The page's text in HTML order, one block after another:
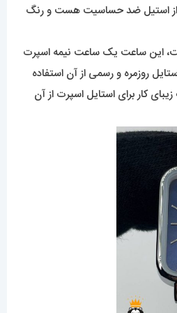
استیل ضد حساسیت هست و رنگ
این ساعت یک ساعت نیمه اسپرت
روزمره و رسمی از آن استفاده
کار برای استایل اسپرت از آن